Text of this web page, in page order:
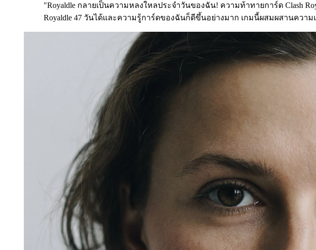
"Royaldle กลายเป็นความหลงใหลประจำวันของฉัน! ความท้าทายการ์ด Clash
Royaldle 47 วันได้และความรู้การ์ดของฉันก็ดีขึ้นอย่างมาก เกมนี้ผสมผสานควา